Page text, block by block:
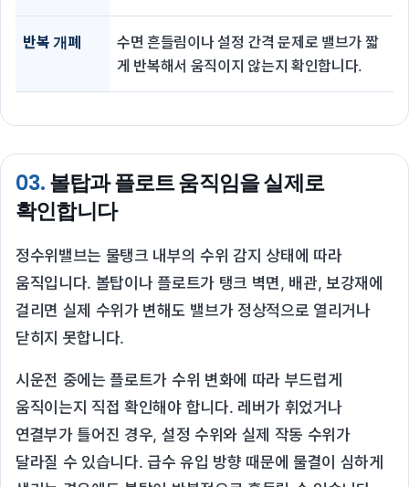
반복 개폐
수면 흔들림이나 설정 간격 문제로 밸브가 짧
게 반복해서 움직이지 않는지 확인합니다.
03.볼탑과 플로트 움직임을 실제로
확인합니다
정수위밸브는 물탱크 내부의 수위 감지 상태에 따라
움직입니다. 볼탑이나 플로트가 탱크 벽면, 배관, 보강재에
걸리면 실제 수위가 변해도 밸브가 정상적으로 열리거나
닫히지 못합니다.
시운전 중에는 플로트가 수위 변화에 따라 부드럽게
움직이는지 직접 확인해야 합니다. 레버가 휘었거나
연결부가 틀어진 경우, 설정 수위와 실제 작동 수위가
달라질 수 있습니다. 급수 유입 방향 때문에 물결이 심하게